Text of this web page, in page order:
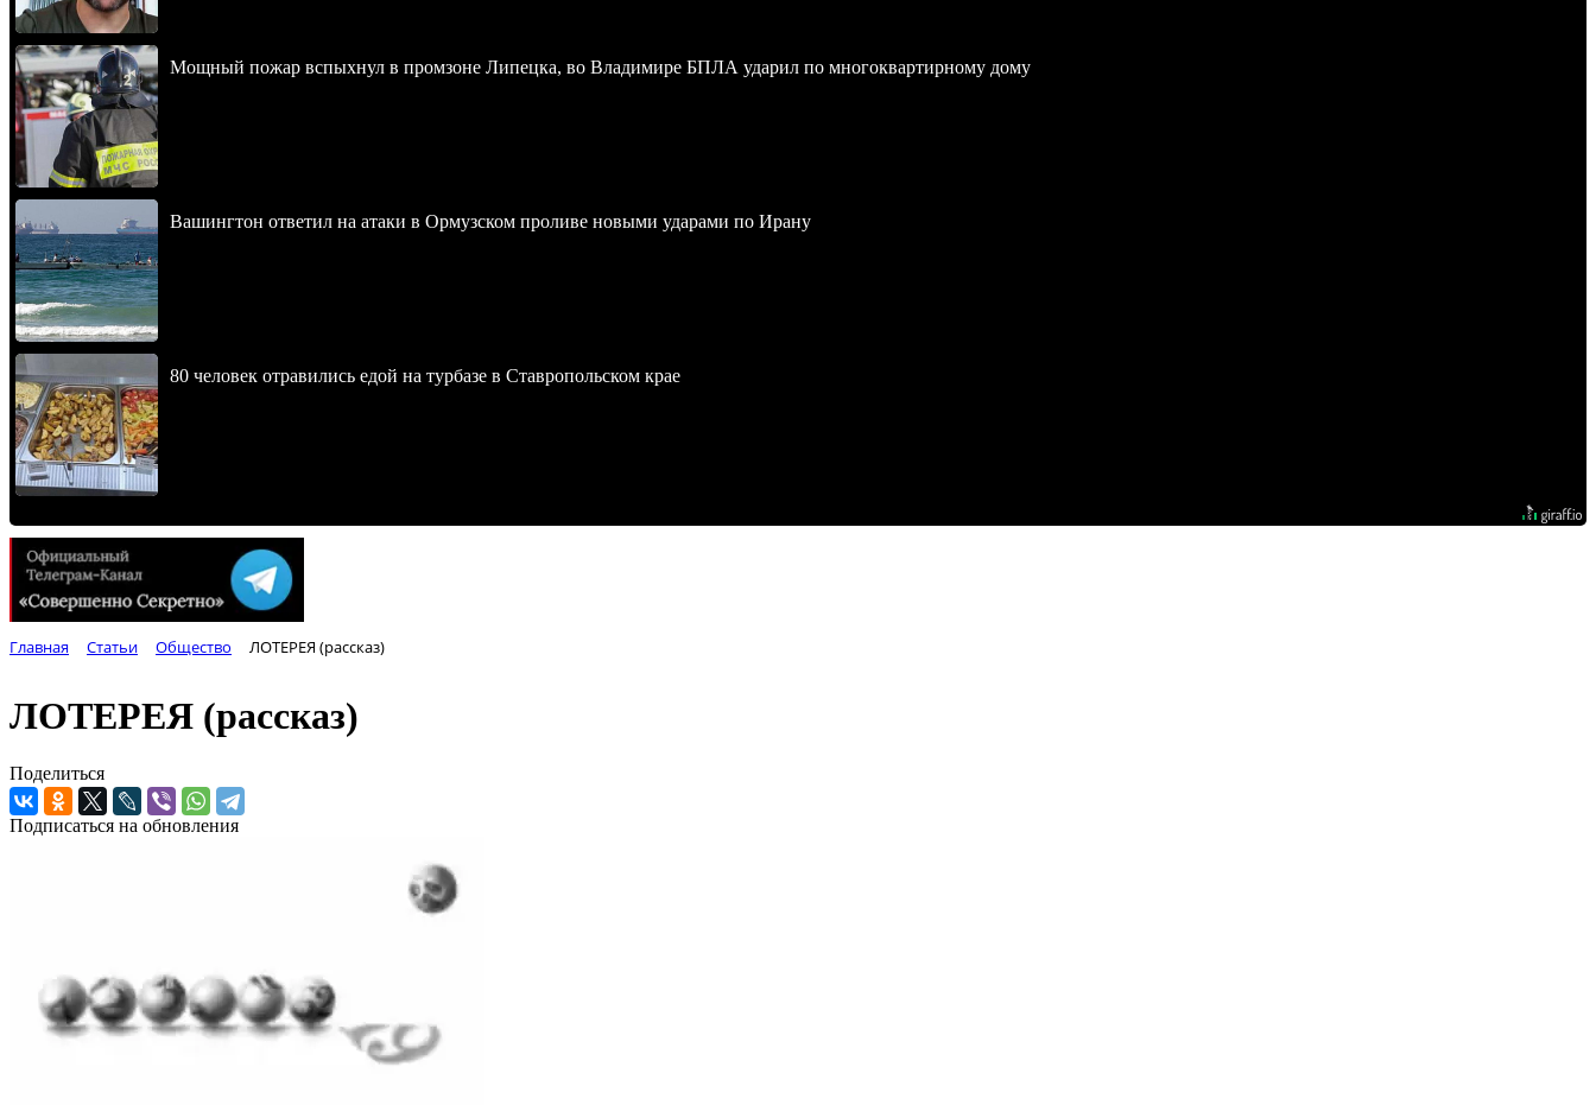
Мощный пожар вспыхнул в промзоне Липецка, во Владимире БПЛА ударил по многоквартирному дому
Вашингтон ответил на атаки в Ормузском проливе новыми ударами по Ирану
80 человек отравились едой на турбазе в Ставропольском крае
Главная Статьи Общество ЛОТЕРЕЯ (рассказ)
ЛОТЕРЕЯ (рассказ)
Поделиться
Подписаться на обновления